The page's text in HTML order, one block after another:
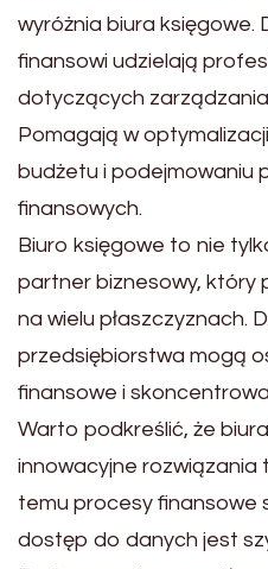
wyróżnia biura
finansowi udzielają
dotyczących zarządzania
Pomagają w
budżetu i podejmowaniu
finansowych.
Biuro księgowe to nie
partner biznesowy, który
na wielu płaszczyznach.
przedsiębiorstwa mogą
finansowe i
Warto podkreślić, że
innowacyjne rozwiązania
temu procesy finansowe
dostęp do danych jest